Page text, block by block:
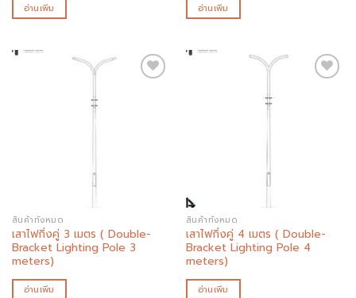
อ่านเพิ่ม อ่านเพิ่ม
สินค้าทั้งหมด
เสาไฟกิ่งคู่ 3 เมตร ( Double-
Bracket Lighting Pole 3
meters)
อ่านเพิ่ม
สินค้าทั้งหมด
เสาไฟกิ่งคู่ 4 เมตร ( Double-
Bracket Lighting Pole 4
meters)
อ่านเพิ่ม